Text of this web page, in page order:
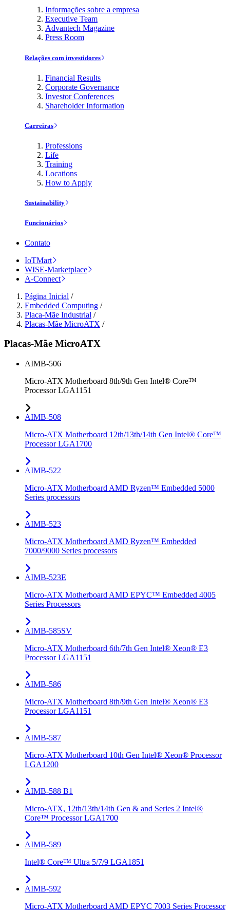
Informações sobre a empresa
Executive Team
Advantech Magazine
Press Room
Relações com investidores
Financial Results
Corporate Governance
Investor Conferences
Shareholder Information
Carreiras
Professions
Life
Training
Locations
How to Apply
Sustainability
Funcionários
Contato
IoTMart
WISE-Marketplace
A-Connect
Página Inicial /
Embedded Computing /
Placa-Mãe Industrial /
Placas-Mãe MicroATX /
Placas-Mãe MicroATX
AIMB-506
Micro-ATX Motherboard 8th/9th Gen Intel® Core™
Processor LGA1151
AIMB-508
Micro-ATX Motherboard 12th/13th/14th Gen Intel® Core™
Processor LGA1700
AIMB-522
Micro-ATX Motherboard AMD Ryzen™ Embedded 5000
Series processors
AIMB-523
Micro-ATX Motherboard AMD Ryzen™ Embedded
7000/9000 Series processors
AIMB-523E
Micro-ATX Motherboard AMD EPYC™ Embedded 4005
Series Processors
AIMB-585SV
Micro-ATX Motherboard 6th/7th Gen Intel® Xeon® E3
Processor LGA1151
AIMB-586
Micro-ATX Motherboard 8th/9th Gen Intel® Xeon® E3
Processor LGA1151
AIMB-587
Micro-ATX Motherboard 10th Gen Intel® Xeon® Processor
LGA1200
AIMB-588 B1
Micro-ATX, 12th/13th/14th Gen & and Series 2 Intel®
Core™ Processor LGA1700
AIMB-589
Intel® Core™ Ultra 5/7/9 LGA1851
AIMB-592
Micro-ATX Motherboard AMD EPYC 7003 Series Processor